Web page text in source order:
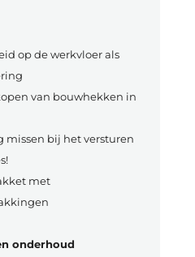
op de werkvloer als
van bouwhekken in
missen bij het versturen
met
onderhoud